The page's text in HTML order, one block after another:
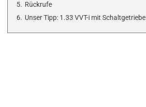
5. Rückrufe
6. Unser Tipp: 1.33 VVT-i mit Schaltgetriebe